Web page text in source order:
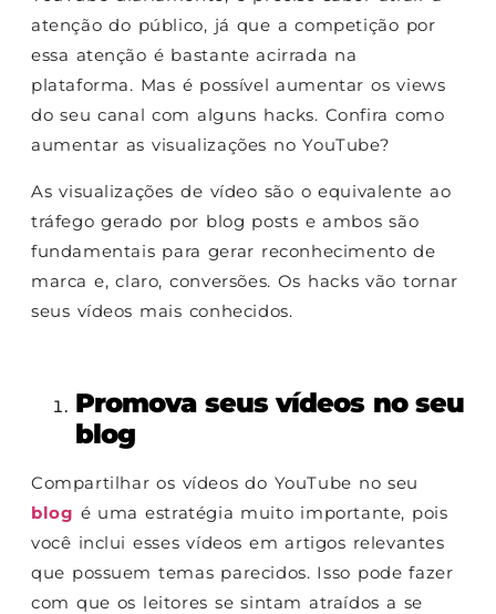
atenção do público, já que a competição por
essa atenção é bastante acirrada na
plataforma. Mas é possível aumentar os views
do seu canal com alguns hacks. Confira como
aumentar as visualizações no YouTube?
As visualizações de vídeo são o equivalente ao
tráfego gerado por blog posts e ambos são
fundamentais para gerar reconhecimento de
marca e, claro, conversões. Os hacks vão tornar
seus vídeos mais conhecidos.
Promova seus vídeos no seu
blog
Compartilhar os vídeos do YouTube no seu
blog é uma estratégia muito importante, pois
você inclui esses vídeos em artigos relevantes
que possuem temas parecidos. Isso pode fazer
com que os leitores se sintam atraídos a se